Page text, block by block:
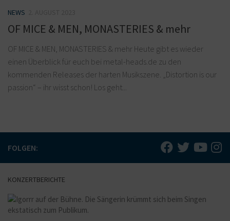
NEWS
OF MICE & MEN, MONASTERIES & mehr
OF MICE & MEN, MONASTERIES & mehr Heute gibt es wieder
einen Überblick für euch bei metal-heads.de zu den
kommenden Releases der harten Musikszene. „Distortion is our
passion“ – ihr wisst schon! Los geht...
FOLGEN:
KONZERTBERICHTE